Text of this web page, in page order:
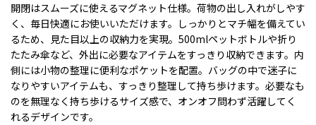
開閉はスムーズに使えるマグネット仕様。荷物の出し入れがしやす
く、毎日快適にお使いいただけます。しっかりとマチ幅を備えてい
るため、見た目以上の収納力を実現。500mlペットボトルや折り
たたみ傘など、外出に必要なアイテムをすっきり収納できます。内
側には小物の整理に便利なポケットを配置。バッグの中で迷子に
なりやすいアイテムも、すっきり整理して持ち歩けます。必要なも
のを無理なく持ち歩けるサイズ感で、オンオフ問わず活躍してく
れるデザインです。